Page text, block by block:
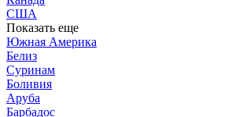
США
Показать еще
Южная Америка
Белиз
Суринам
Боливия
Аруба
Барбадос